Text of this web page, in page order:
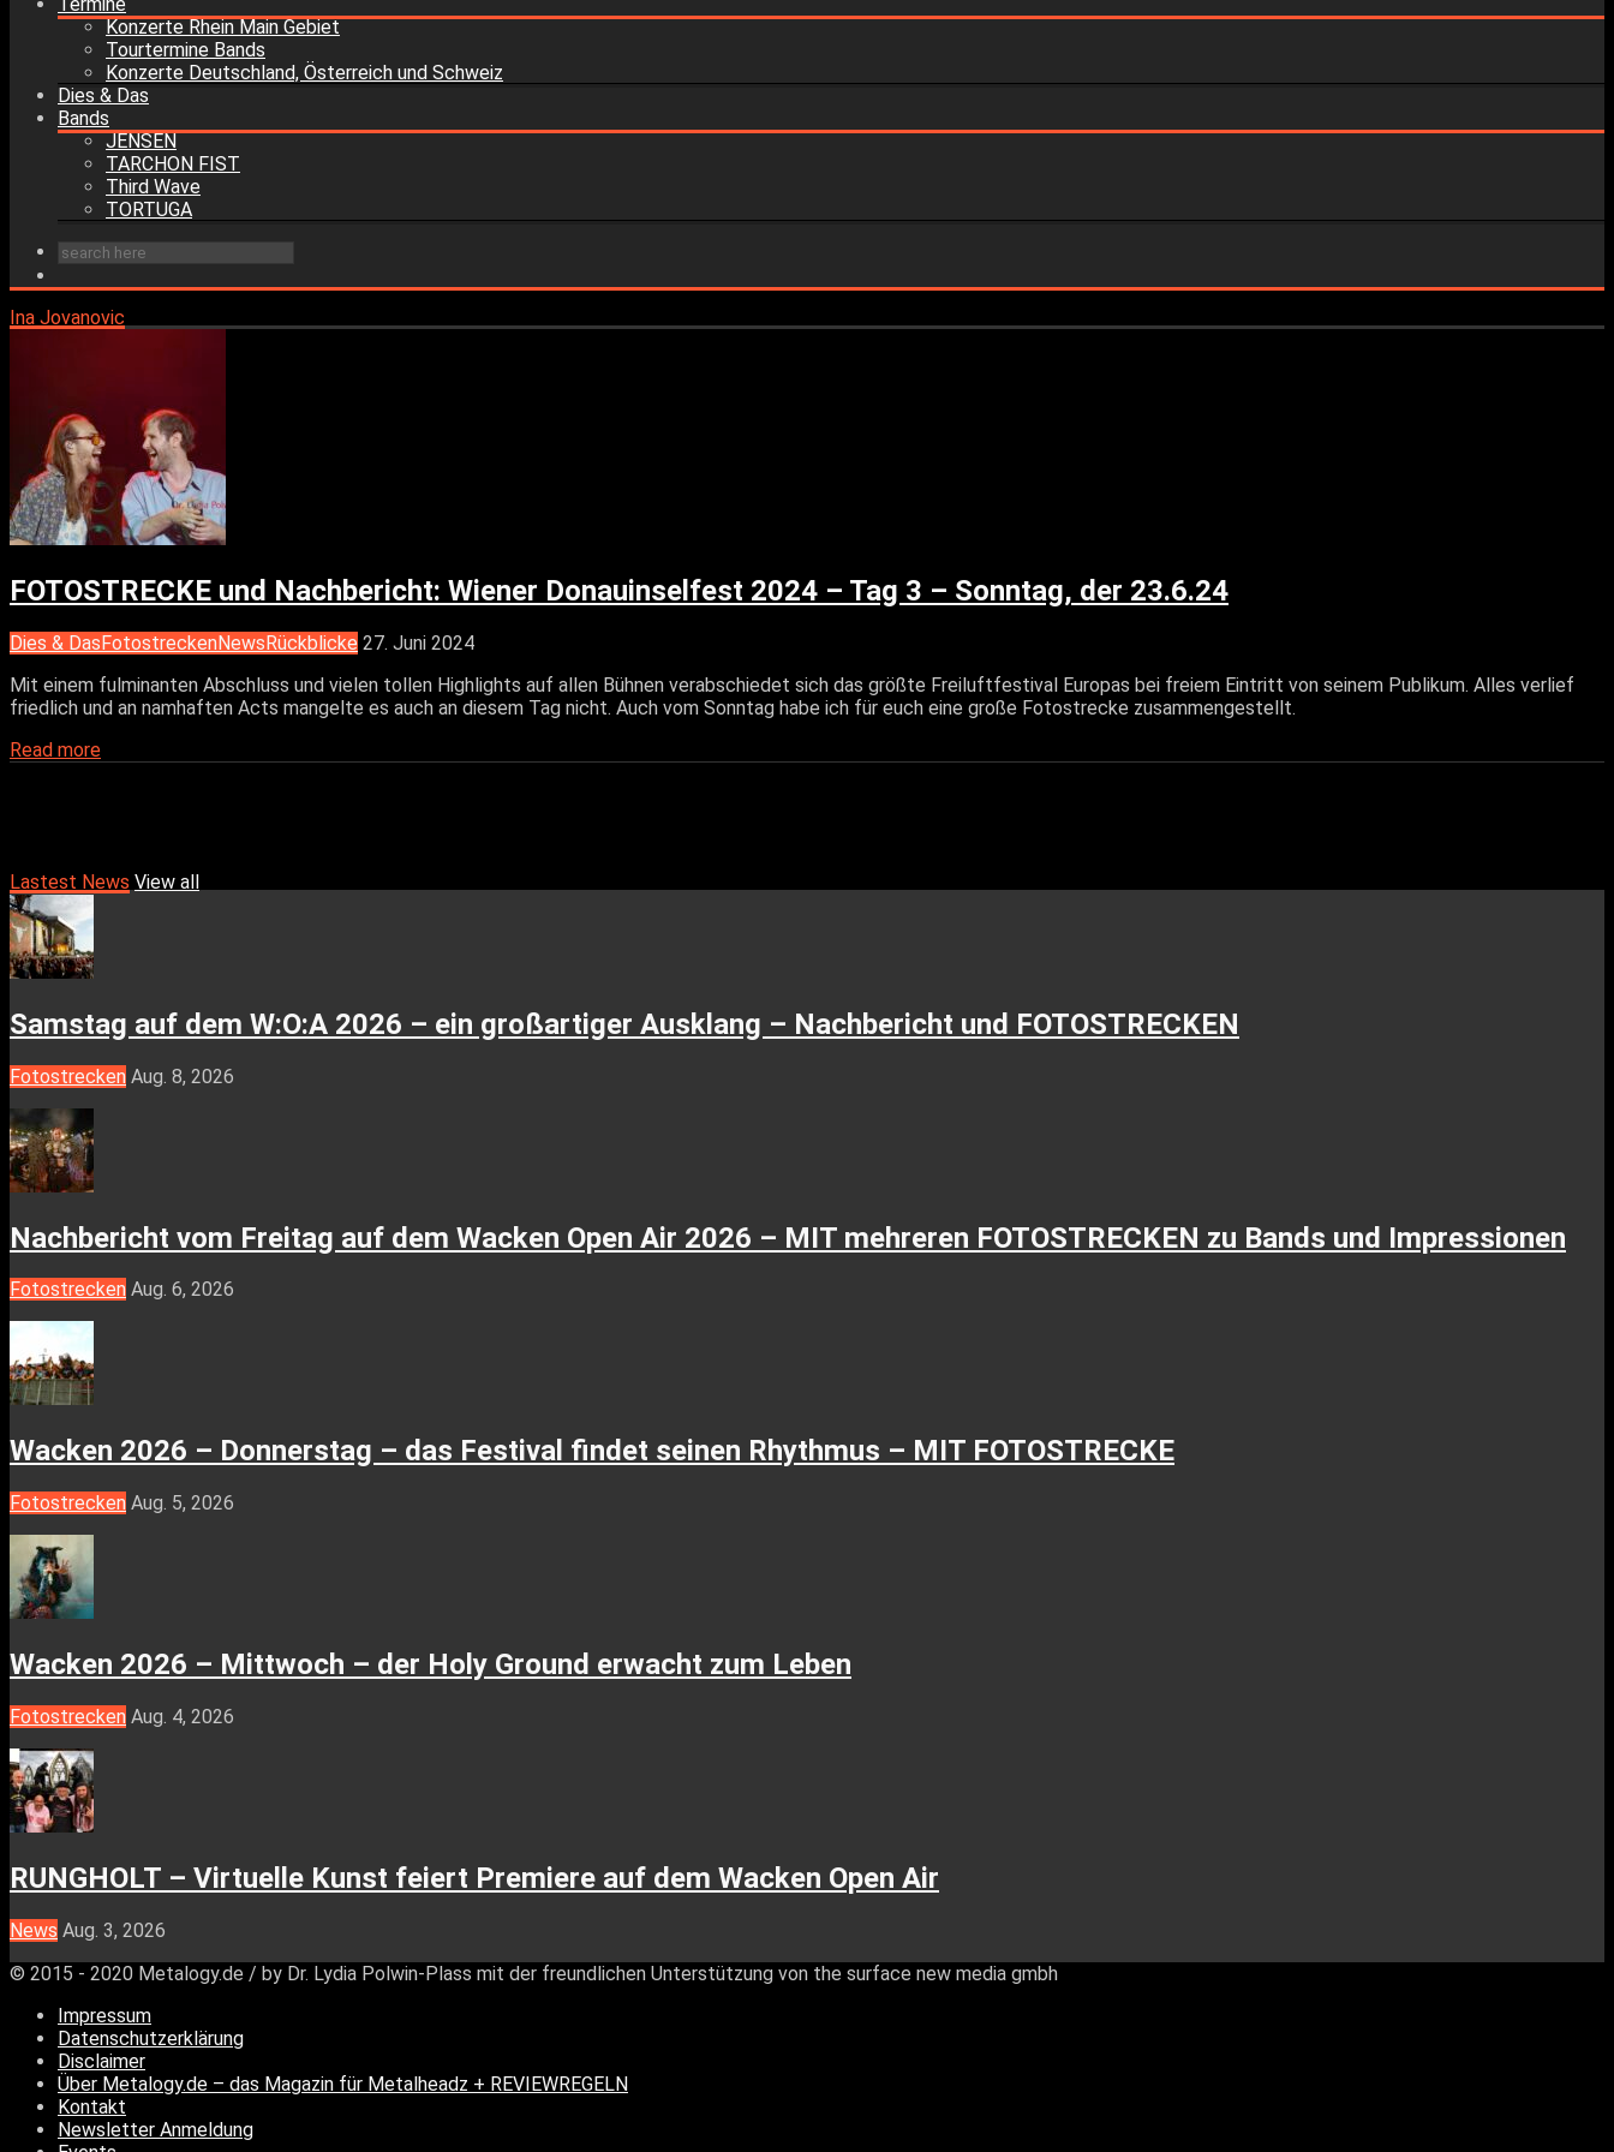
Konzerte Rhein Main Gebiet
Tourtermine Bands
Konzerte Deutschland, Österreich und Schweiz
Dies & Das
Bands
JENSEN
TARCHON FIST
Third Wave
TORTUGA
Ina Jovanovic
FOTOSTRECKE und Nachbericht: Wiener Donauinselfest 2024 – Tag 3 – Sonntag, der 23.6.24
Dies & DasFotostreckenNewsRückblicke 27. Juni 2024
Mit einem fulminanten Abschluss und vielen tollen Highlights auf allen Bühnen verabschiedet sich das größte Freiluftfestival Europas bei freiem Eintritt von seinem Publikum. Alles verlief
friedlich und an namhaften Acts mangelte es auch an diesem Tag nicht. Auch vom Sonntag habe ich für euch eine große Fotostrecke zusammengestellt.
Read more
Lastest News View all
Samstag auf dem W:O:A 2026 – ein großartiger Ausklang – Nachbericht und FOTOSTRECKEN
Fotostrecken Aug. 8, 2026
Nachbericht vom Freitag auf dem Wacken Open Air 2026 – MIT mehreren FOTOSTRECKEN zu Bands und Impressionen
Fotostrecken Aug. 6, 2026
Wacken 2026 – Donnerstag – das Festival findet seinen Rhythmus – MIT FOTOSTRECKE
Fotostrecken Aug. 5, 2026
Wacken 2026 – Mittwoch – der Holy Ground erwacht zum Leben
Fotostrecken Aug. 4, 2026
RUNGHOLT – Virtuelle Kunst feiert Premiere auf dem Wacken Open Air
News Aug. 3, 2026
© 2015 - 2020 Metalogy.de / by Dr. Lydia Polwin-Plass mit der freundlichen Unterstützung von the surface new media gmbh
Impressum
Datenschutzerklärung
Disclaimer
Über Metalogy.de – das Magazin für Metalheadz + REVIEWREGELN
Kontakt
Newsletter Anmeldung